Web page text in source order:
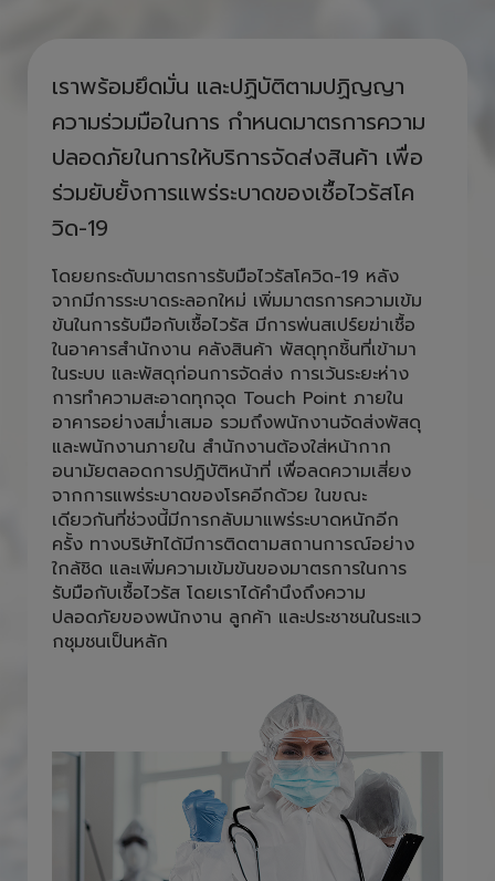
เราพร้อมยึดมั่น และปฏิบัติตามปฏิญญา
ความร่วมมือในการ กำหนดมาตรการความ
ปลอดภัยในการให้บริการจัดส่งสินค้า เพื่อ
ร่วมยับยั้งการแพร่ระบาดของเชื้อไวรัสโค
วิด-19
โดยยกระดับมาตรการรับมือไวรัสโควิด-19 หลัง
จากมีการระบาดระลอกใหม่ เพิ่มมาตรการความเข้ม
ข้นในการรับมือกับเชื้อไวรัส มีการพ่นสเปร์ยฆ่าเชื้อ
ในอาคารสำนักงาน คลังสินค้า พัสดุทุกชิ้นที่เข้ามา
ในระบบ และพัสดุก่อนการจัดส่ง การเว้นระยะห่าง
การทำความสะอาดทุกจุด Touch Point ภายใน
อาคารอย่างสม่ำเสมอ รวมถึงพนักงานจัดส่งพัสดุ
และพนักงานภายใน สำนักงานต้องใส่หน้ากาก
อนามัยตลอดการปฎิบัติหน้าที่ เพื่อลดความเสี่ยง
จากการแพร่ระบาดของโรคอีกด้วย ในขณะ
เดียวกันที่ช่วงนี้มีการกลับมาแพร่ระบาดหนักอีก
ครั้ง ทางบริษัทได้มีการติดตามสถานการณ์อย่าง
ใกล้ชิด และเพิ่มความเข้มข้นของมาตรการในการ
รับมือกับเชื้อไวรัส โดยเราได้คำนึงถึงความ
ปลอดภัยของพนักงาน ลูกค้า และประชาชนในระแว
กชุมชนเป็นหลัก